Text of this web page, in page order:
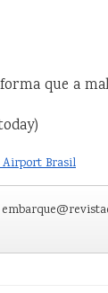
que a
Brasil